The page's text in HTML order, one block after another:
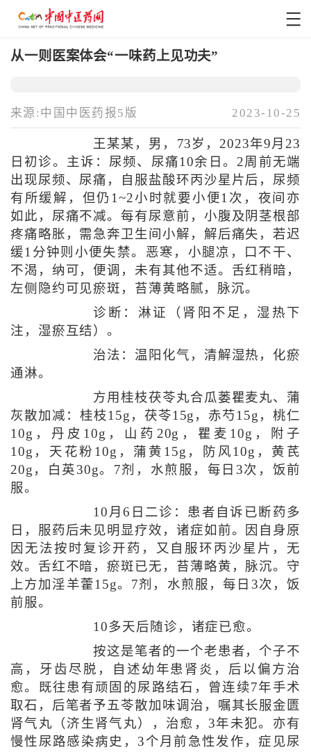
从一则医案体会“一味药上见功夫”
来源:中国中医药报5版 2023-10-25
王某某，男，73岁，2023年9月23
日初诊。主诉：尿频、尿痛10余日。2周前无端
出现尿频、尿痛，自服盐酸环丙沙星片后，尿频
有所缓解，但仍1~2小时就要小便1次，夜间亦
如此，尿痛不减。每有尿意前，小腹及阴茎根部
疼痛略胀，需急奔卫生间小解，解后痛失，若迟
缓1分钟则小便失禁。恶寒，小腿凉，口不干、
不渴，纳可，便调，未有其他不适。舌红稍暗，
左侧隐约可见瘀斑，苔薄黄略腻，脉沉。
诊断：淋证（肾阳不足，湿热下
注，湿瘀互结）。
治法：温阳化气，清解湿热，化瘀
通淋。
方用桂枝茯苓丸合瓜蒌瞿麦丸、蒲
灰散加减：桂枝15g，茯苓15g，赤芍15g，桃仁
10g，丹皮10g，山药20g，瞿麦10g，附子
10g，天花粉10g，蒲黄15g，防风10g，黄芪
20g，白英30g。7剂，水煎服，每日3次，饭前
服。
10月6日二诊：患者自诉已断药多
日，服药后未见明显疗效，诸症如前。因自身原
因无法按时复诊开药，又自服环丙沙星片，无
效。舌红不暗，瘀斑已无，苔薄略黄，脉沉。守
上方加淫羊藿15g。7剂，水煎服，每日3次，饭
前服。
10多天后随诊，诸症已愈。
按这是笔者的一个老患者，个子不
高，牙齿尽脱，自述幼年患肾炎，后以偏方治
愈。既往患有顽固的尿路结石，曾连续7年手术
取石，后笔者予五苓散加味调治，嘱其长服金匮
肾气丸（济生肾气丸），治愈，3年未犯。亦有
慢性尿路感染病史，3个月前急性发作，症见尿